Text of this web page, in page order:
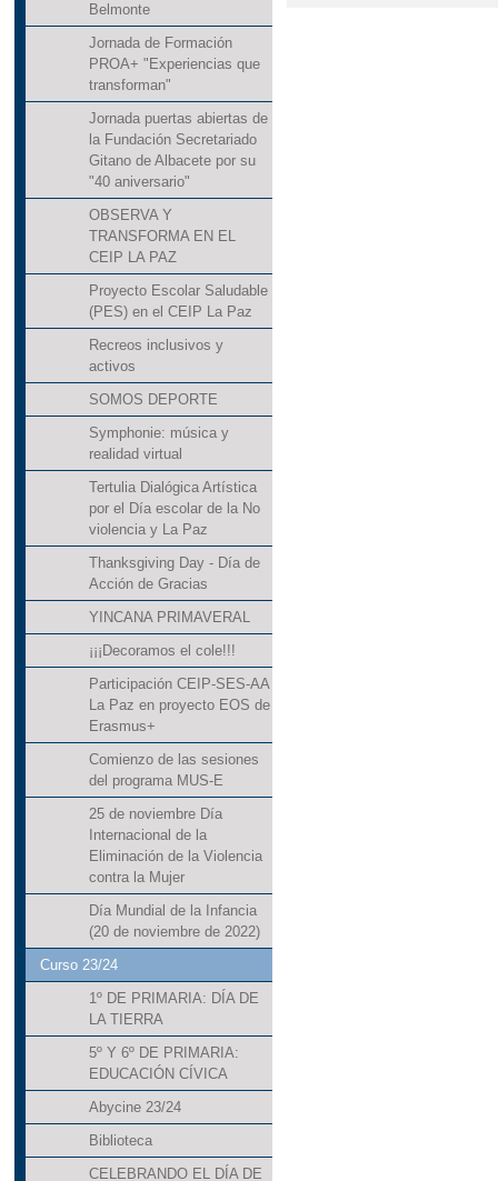
Belmonte
Jornada de Formación
PROA+ "Experiencias que
transforman"
Jornada puertas abiertas de
la Fundación Secretariado
Gitano de Albacete por su
"40 aniversario"
OBSERVA Y
TRANSFORMA EN EL
CEIP LA PAZ
Proyecto Escolar Saludable
(PES) en el CEIP La Paz
Recreos inclusivos y
activos
SOMOS DEPORTE
Symphonie: música y
realidad virtual
Tertulia Dialógica Artística
por el Día escolar de la No
violencia y La Paz
Thanksgiving Day - Día de
Acción de Gracias
YINCANA PRIMAVERAL
¡¡¡Decoramos el cole!!!
Participación CEIP-SES-AA
La Paz en proyecto EOS de
Erasmus+
Comienzo de las sesiones
del programa MUS-E
25 de noviembre Día
Internacional de la
Eliminación de la Violencia
contra la Mujer
Día Mundial de la Infancia
(20 de noviembre de 2022)
Curso 23/24
1º DE PRIMARIA: DÍA DE
LA TIERRA
5º Y 6º DE PRIMARIA:
EDUCACIÓN CÍVICA
Abycine 23/24
Biblioteca
CELEBRANDO EL DÍA DE